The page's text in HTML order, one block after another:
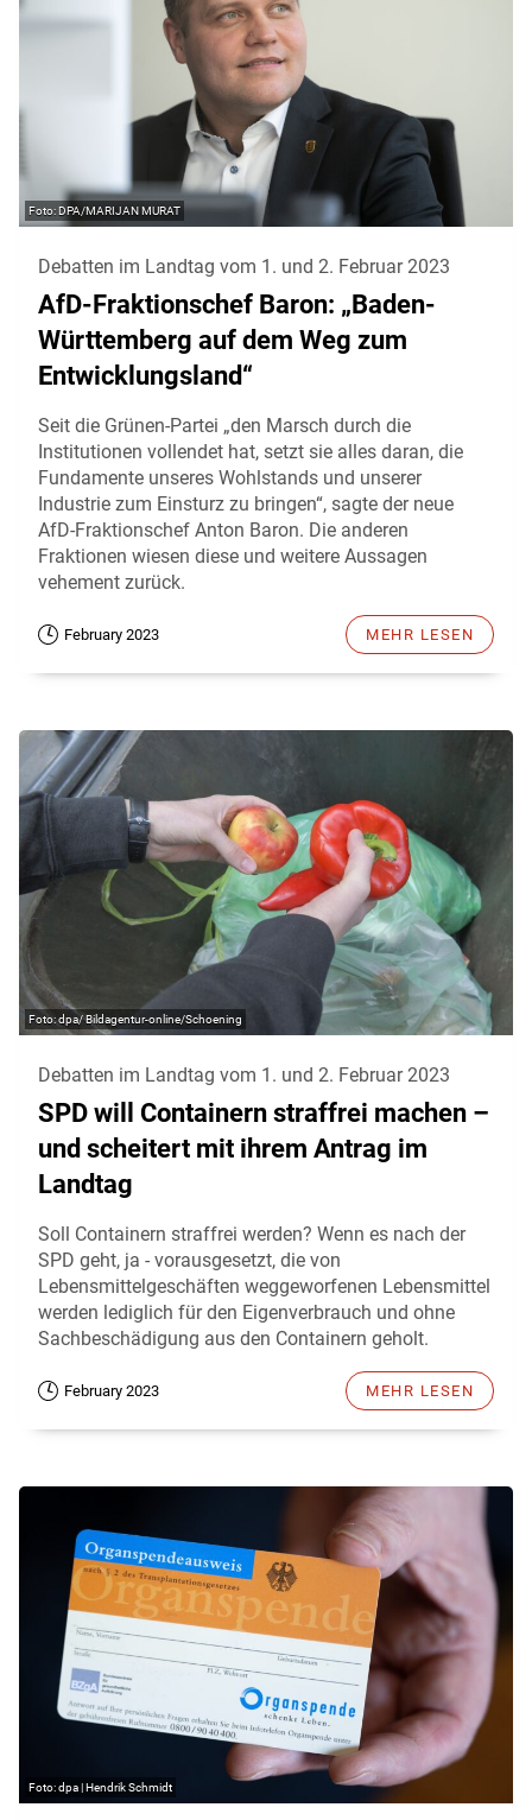
DPA/MARIJAN MURAT
Debatten im Landtag vom 1. und 2. Februar 2023
AfD-Fraktionschef Baron: „Baden-
Württemberg auf dem Weg zum
Entwicklungsland“
Seit die Grünen-Partei „den Marsch durch die
Institutionen vollendet hat, setzt sie alles daran, die
Fundamente unseres Wohlstands und unserer
Industrie zum Einsturz zu bringen“, sagte der neue
AfD-Fraktionschef Anton Baron. Die anderen
Fraktionen wiesen diese und weitere Aussagen
vehement zurück.
February 2023 MEHR LESEN
dpa/ Bildagentur-online/Schoening
Debatten im Landtag vom 1. und 2. Februar 2023
SPD will Containern straffrei machen –
und scheitert mit ihrem Antrag im
Landtag
Soll Containern straffrei werden? Wenn es nach der
SPD geht, ja - vorausgesetzt, die von
Lebensmittelgeschäften weggeworfenen Lebensmittel
werden lediglich für den Eigenverbrauch und ohne
Sachbeschädigung aus den Containern geholt.
February 2023 MEHR LESEN
dpa | Hendrik Schmidt